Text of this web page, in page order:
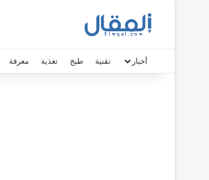
أخبار تقنية طبخ تغذية معرفة